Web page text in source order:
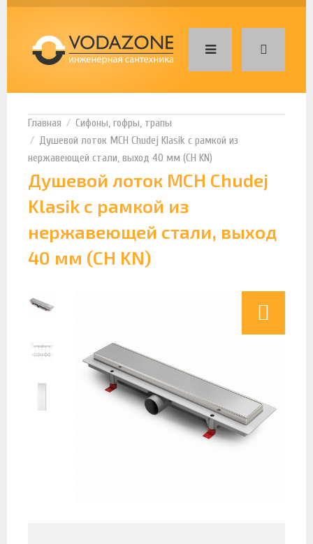
Сифоны, гофры, трапы
Душевой лоток MCH Chudej Klasik с рамкой из
нержавеющей стали, выход 40 мм (CH KN)
Душевой лоток MCH Chudej
Klasik с рамкой из
нержавеющей стали, выход
40 мм (CH KN)